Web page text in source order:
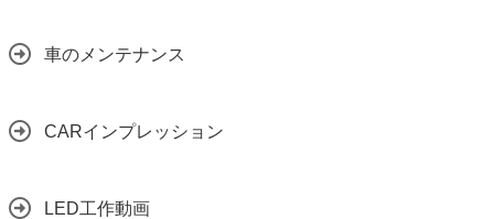
車のメンテナンス
CARインプレッション
LED工作動画